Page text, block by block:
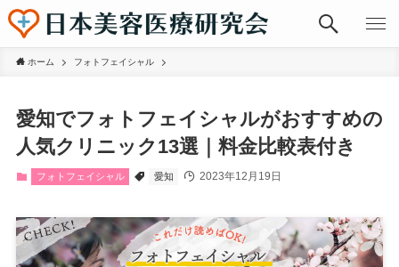
ホーム フォトフェイシャル
愛知でフォトフェイシャルがおすすめの
人気クリニック13選｜料金比較表付き
フォトフェイシャル 愛知 2023年12月19日